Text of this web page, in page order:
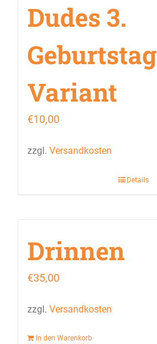
Dudes 3.
Geburtstag
Variant
€10,00
zzgl. Versandkosten
Details
Drinnen
€35,00
zzgl. Versandkosten
In den Warenkorb